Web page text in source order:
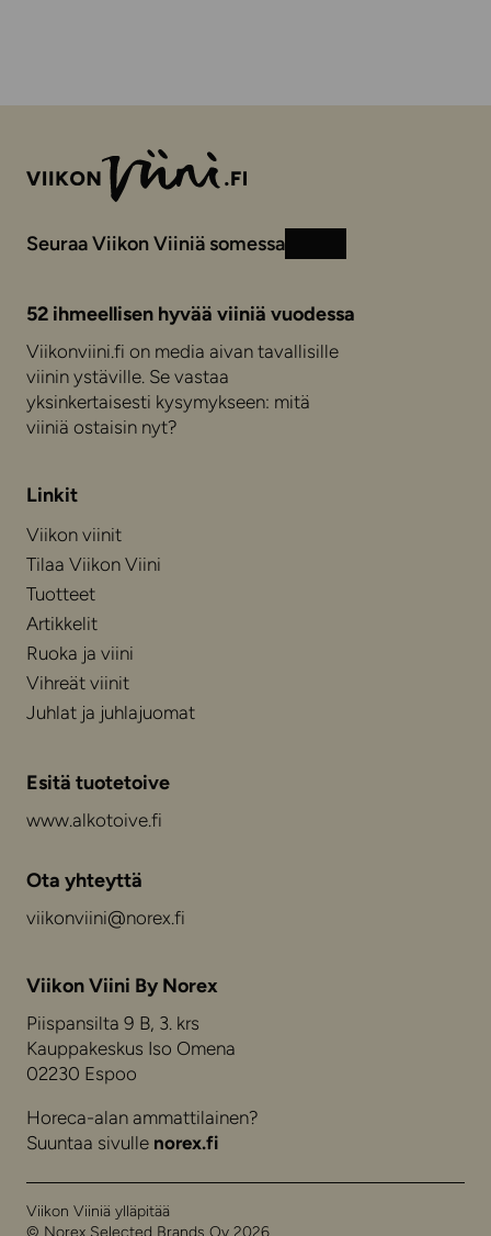
Seuraa Viikon Viiniä somessa
52 ihmeellisen hyvää viiniä vuodessa
Viikonviini.fi on media aivan tavallisille
viinin ystäville. Se vastaa
yksinkertaisesti kysymykseen: mitä
viiniä ostaisin nyt?
Linkit
Viikon viinit
Tilaa Viikon Viini
Tuotteet
Artikkelit
Ruoka ja viini
Vihreät viinit
Juhlat ja juhlajuomat
Esitä tuotetoive
www.alkotoive.fi
Ota yhteyttä
viikonviini@norex.fi
Viikon Viini By Norex
Piispansilta 9 B, 3. krs
Kauppakeskus Iso Omena
02230 Espoo
Horeca-alan ammattilainen?
Suuntaa sivulle norex.fi
Viikon Viiniä ylläpitää
© Norex Selected Brands Oy 2026